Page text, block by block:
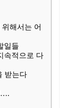
해서는 어
일들
속적으로 다
받는다
….